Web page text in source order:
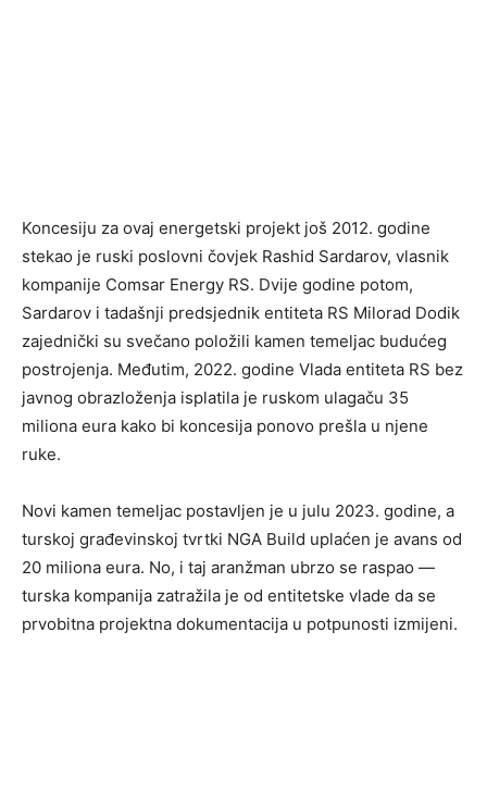
Koncesiju za ovaj energetski projekt još 2012. godine
stekao je ruski poslovni čovjek Rashid Sardarov, vlasnik
kompanije Comsar Energy RS. Dvije godine potom,
Sardarov i tadašnji predsjednik entiteta RS Milorad Dodik
zajednički su svečano položili kamen temeljac budućeg
postrojenja. Međutim, 2022. godine Vlada entiteta RS bez
javnog obrazloženja isplatila je ruskom ulagaču 35
miliona eura kako bi koncesija ponovo prešla u njene
ruke.
Novi kamen temeljac postavljen je u julu 2023. godine, a
turskoj građevinskoj tvrtki NGA Build uplaćen je avans od
20 miliona eura. No, i taj aranžman ubrzo se raspao —
turska kompanija zatražila je od entitetske vlade da se
prvobitna projektna dokumentacija u potpunosti izmijeni.